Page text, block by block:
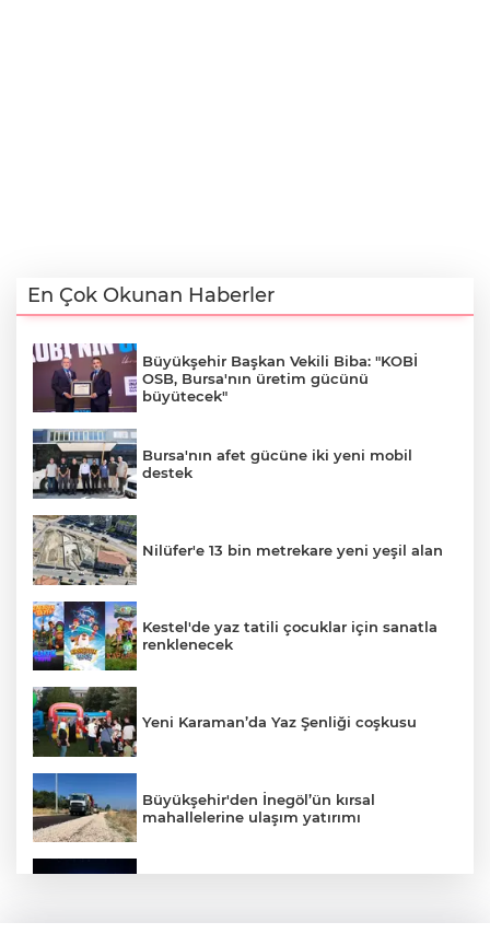
En Çok Okunan Haberler
Büyükşehir Başkan Vekili Biba: "KOBİ
OSB, Bursa'nın üretim gücünü
büyütecek"
Bursa'nın afet gücüne iki yeni mobil
destek
Nilüfer'e 13 bin metrekare yeni yeşil alan
Kestel'de yaz tatili çocuklar için sanatla
renklenecek
Yeni Karaman’da Yaz Şenliği coşkusu
Büyükşehir'den İnegöl’ün kırsal
mahallelerine ulaşım yatırımı